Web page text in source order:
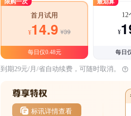
首月试用
¥14.9 ¥39
每日仅0.48元
12
¥
每日
到期29元/月/省自动续费，可随时取消。
标讯详情查看